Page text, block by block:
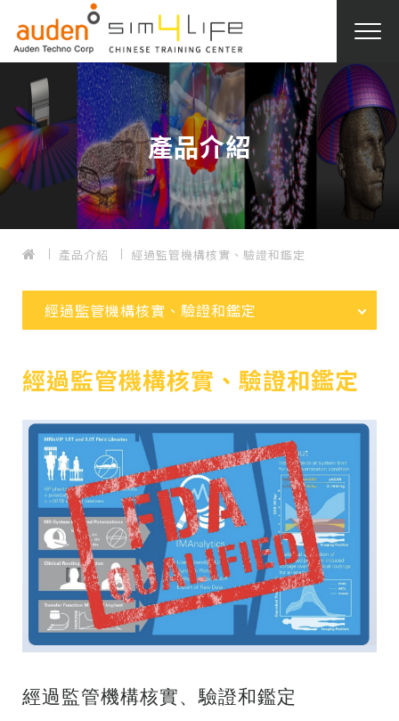
產品介紹
產品介紹 經過監管機構核實、驗證和鑑定
經過監管機構核實、驗證和鑑定
經過監管機構核實、驗證和鑑定
經過監管機構核實、驗證和鑑定